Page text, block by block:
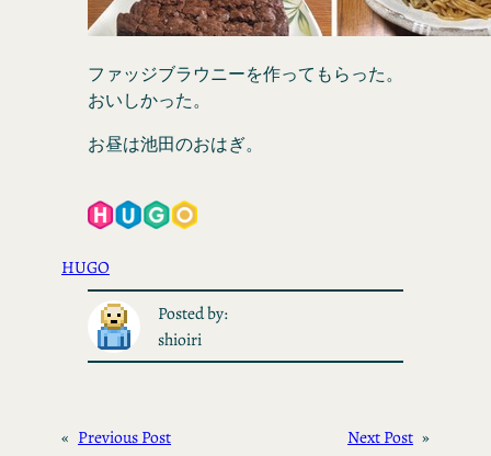
ファッジブラウニーを作ってもらった。
おいしかった。
お昼は池田のおはぎ。
HUGO
Posted by:
shioiri
« Previous Post Next Post »